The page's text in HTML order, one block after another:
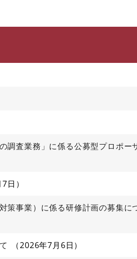
調査業務」に係る公募型プロポー
日
策事業）に係る研修計画の募集に
2026年7月6日